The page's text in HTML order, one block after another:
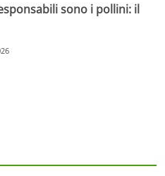
sono i pollini: il